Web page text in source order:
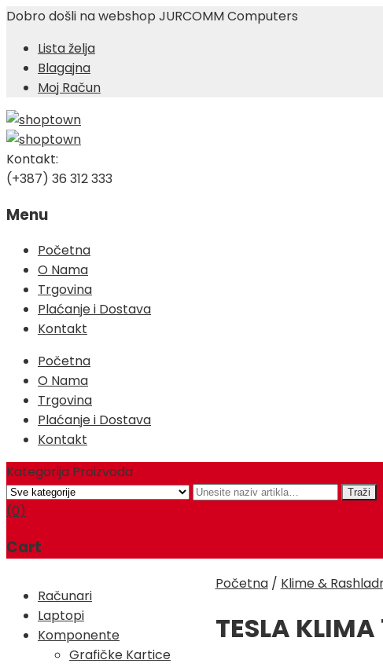
Dobro došli na webshop JURCOMM Computers
Lista želja
Blagajna
Moj Račun
Kontakt:
(+387) 36 312 333
Menu
Skip
content
Početna
O Nama
Trgovina
Plaćanje i Dostava
Kontakt
Početna
O Nama
Trgovina
Plaćanje i Dostava
Kontakt
Kategorija Proizvoda
(0)
Cart
Računari
Laptopi
Komponente
Grafičke Kartice
Početna/ Klime &
TESLA